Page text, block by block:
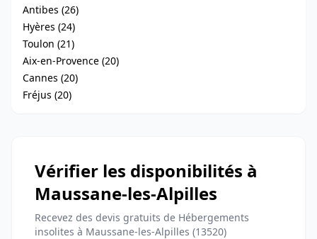
Antibes (26)
Hyères (24)
Toulon (21)
Aix-en-Provence (20)
Cannes (20)
Fréjus (20)
Vérifier les disponibilités à
Maussane-les-Alpilles
Recevez des devis gratuits de Hébergements
insolites à Maussane-les-Alpilles (13520)